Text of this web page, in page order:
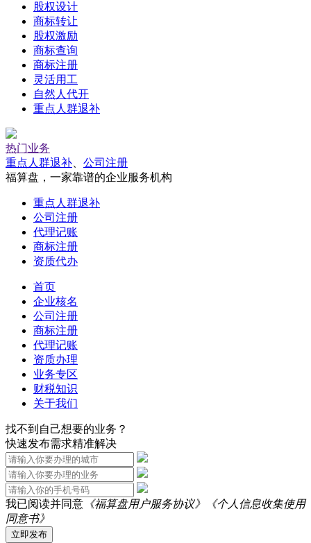
股权设计
商标转让
股权激励
商标查询
商标注册
灵活用工
自然人代开
重点人群退补
热门业务
重点人群退补
公司注册
福算盘，一家靠谱的企业服务机构
重点人群退补
公司注册
代理记账
商标注册
资质代办
首页
企业核名
公司注册
商标注册
代理记账
资质办理
业务专区
财税知识
关于我们
找不到自己想要的业务？
快速发布需求精准解决
我已阅读并同意 《福算盘用户服务协议》
《个人信息收集使用
同意书》